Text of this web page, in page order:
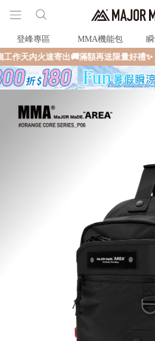
登峰專區 MMA機能包
滿額再送限量好禮✨